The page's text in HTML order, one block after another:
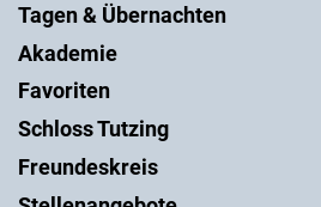
Tagen & Übernachten
Akademie
Favoriten
Schloss Tutzing
Freundeskreis